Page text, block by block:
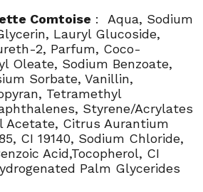
Comtoise : Aqua, Sodium
Lauryl Glucoside,
2, Parfum, Coco-
Oleate, Sodium Benzoate,
Sorbate, Vanillin,
Tetramethyl
Styrene/Acrylates
Acetate, Citrus Aurantium
CI 19140, Sodium Chloride,
Acid,Tocopherol, CI
Palm Glycerides